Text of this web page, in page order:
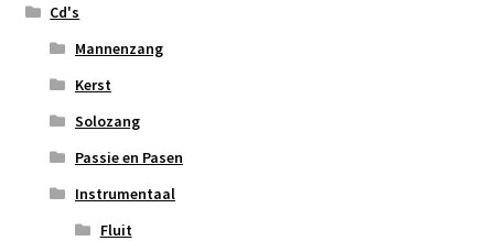
Cd's
Mannenzang
Kerst
Solozang
Passie en Pasen
Instrumentaal
Fluit